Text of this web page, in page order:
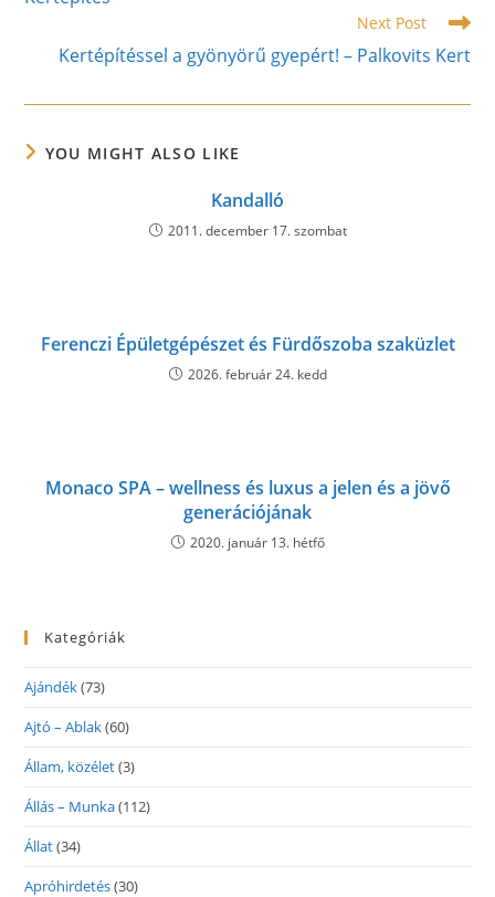
articles
Next Post
Kertépítéssel a gyönyörű gyepért! – Palkovits Kert
YOU MIGHT ALSO LIKE
Kandalló
2011. december 17. szombat
Ferenczi Épületgépészet és Fürdőszoba szaküzlet
2026. február 24. kedd
Monaco SPA – wellness és luxus a jelen és a jövő
generációjának
2020. január 13. hétfő
Kategóriák
Ajándék(73)
Ajtó – Ablak(60)
Állam, közélet(3)
Állás – Munka(112)
Állat(34)
Apróhirdetés(30)